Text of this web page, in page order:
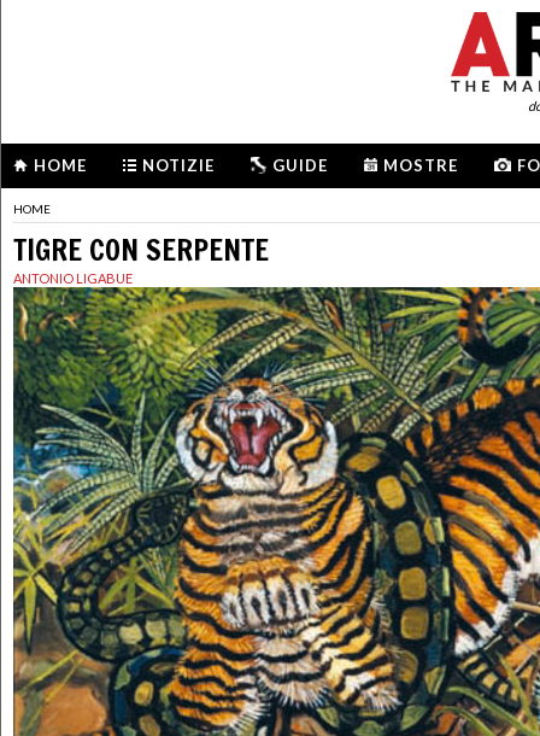
HOME NOTIZIE GUIDE MOSTRE
HOME
TIGRE CON SERPENTE
ANTONIO LIGABUE